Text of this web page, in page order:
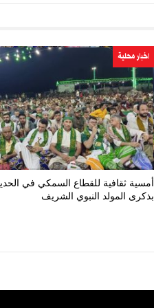
اخبار محلية
أمسية ثقافية للقطاع السمكي في
بذكرى المولد النبوي الشريف